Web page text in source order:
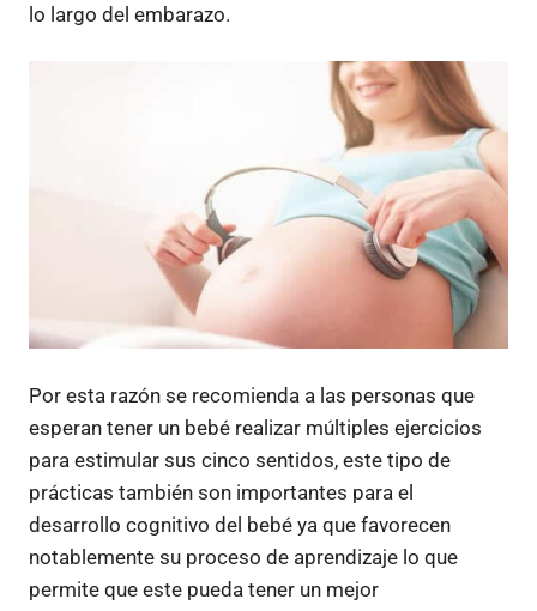
lo largo del embarazo.
Por esta razón se recomienda a las personas que
esperan tener un bebé realizar múltiples ejercicios
para estimular sus cinco sentidos, este tipo de
prácticas también son importantes para el
desarrollo cognitivo del bebé ya que favorecen
notablemente su proceso de aprendizaje lo que
permite que este pueda tener un mejor